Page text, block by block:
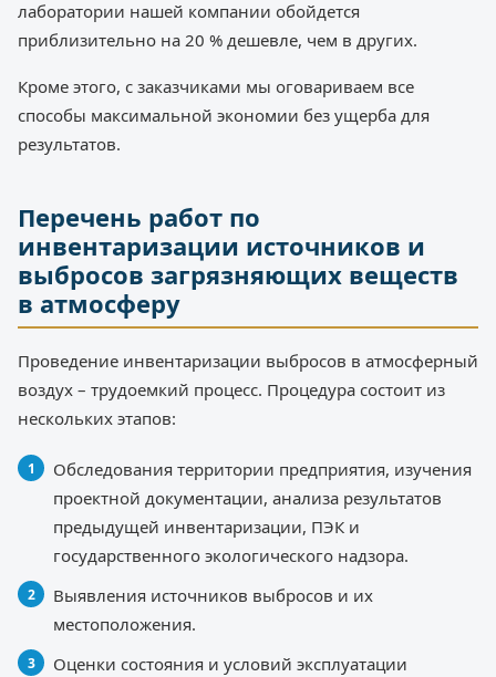
лаборатории нашей компании обойдется
приблизительно на 20 % дешевле, чем в других.
Кроме этого, с заказчиками мы оговариваем все
способы максимальной экономии без ущерба для
результатов.
Перечень работ по
инвентаризации источников и
выбросов загрязняющих веществ
в атмосферу
Проведение инвентаризации выбросов в атмосферный
воздух – трудоемкий процесс. Процедура состоит из
нескольких этапов:
Обследования территории предприятия, изучения
проектной документации, анализа результатов
предыдущей инвентаризации, ПЭК и
государственного экологического надзора.
Выявления источников выбросов и их
местоположения.
Оценки состояния и условий эксплуатации